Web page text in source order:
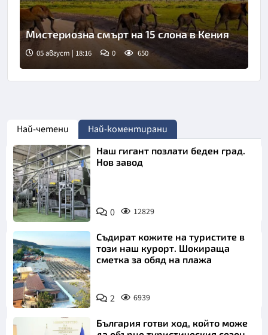
Мистериозна смърт на 15 слона в Кения
05 август | 18:16 0 650
Най-четени Най-коментирани
Наш гигант позлати беден град.
Нов завод
0 12829
Съдират кожите на туристите в
този наш курорт. Шокираща
сметка за обяд на плажа
2 6939
България готви ход, който може